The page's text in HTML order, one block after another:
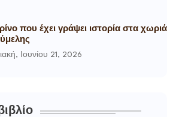
που έχει γράψει ιστορία στα χωριά
Ιουνίου 21, 2026